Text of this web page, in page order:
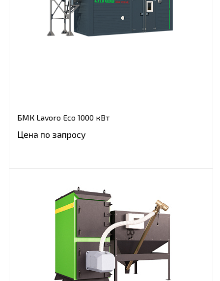
БМК Lavoro Eco 1000 кВт
Цена по запросу